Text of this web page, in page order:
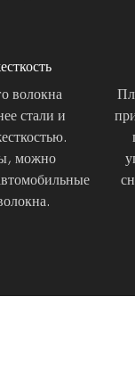
волокна
стали и
можно